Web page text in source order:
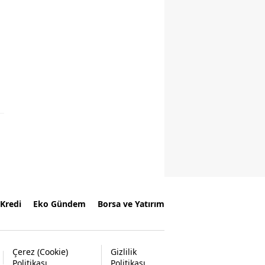
Kredi Eko Gündem Borsa ve Yatırım
Çerez (Cookie)
Gizlilik